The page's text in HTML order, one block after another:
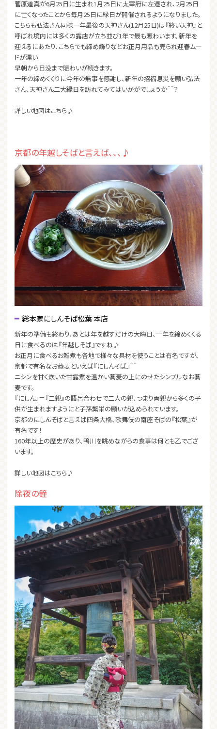
菅原道真が6月25日に生まれ1月25日に太宰府に左遷され、2月25日
に亡くなったことから毎月25日に縁日が開催されるようになりました。
こちらも弘法さん同様一年最後の天神さん(12月25日)は『終い天神』と
呼ばれ境内には多くの露店が立ち並び1年で最も賑わいます。新年を
迎えるにあたり、こちらでも締め飾りなどお正月用品も売られ迎春ムー
ドが漂い
早朝から日没まで賑わいが続きます。
一年の締めくくりに今年の無事を感謝し、新年の招福息災を願い弘法
さん、天神さん二大縁日を訪れてみてはいかがでしょうか＾＾？
詳しい地図はこちら♪
京都の年越しそばと言えば、、、♪
総本家にしんそば松葉 本店
新年の準備も終わり、あとは年を越すだけの大晦日、一年を締めくくる
日に食べるのは『年越しそば』ですね♪
お正月に食べるお雑煮も各地で様々な具材を使うことは有名ですが、
京都で有名なお蕎麦といえば『にしんそば』＾＾
ニシンを甘く炊いた甘露煮を温かい蕎麦の上にのせたシンプルなお蕎
麦です。
『にしん』＝『二親』の語呂合わせで二人の親、つまり両親から多くの子
供が生まれますようにと子孫繁栄の願いが込められています。
京都のにしんそばと言えば四条大橋、歌舞伎の南座そばの『松葉』が
有名です！
160年以上の歴史があり、鴨川を眺めながらの食事は何とも乙でござ
います。
詳しい地図はこちら♪
除夜の鐘